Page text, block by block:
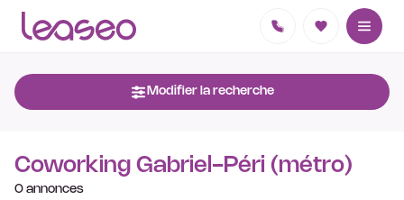
Modifier la recherche
Coworking Gabriel-Péri (métro)
0 annonces